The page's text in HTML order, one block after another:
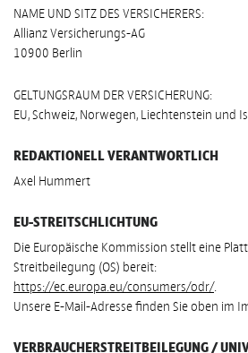
NAME UND SITZ DES VERSICHERERS:
Allianz Versicherungs-AG
10900 Berlin
GELTUNGSRAUM DER VERSICHERUNG:
EU, Schweiz, Norwegen, Liechtenstein und
REDAKTIONELL VERANTWORTLICH
Axel Hummert
EU-STREITSCHLICHTUNG
Die Europäische Kommission stellt eine
Streitbeilegung (OS) bereit:
https://ec.europa.eu/consumers/odr/.
Unsere E-Mail-Adresse finden Sie oben im
VERBRAUCHER­STREIT­BEILEGUNG /